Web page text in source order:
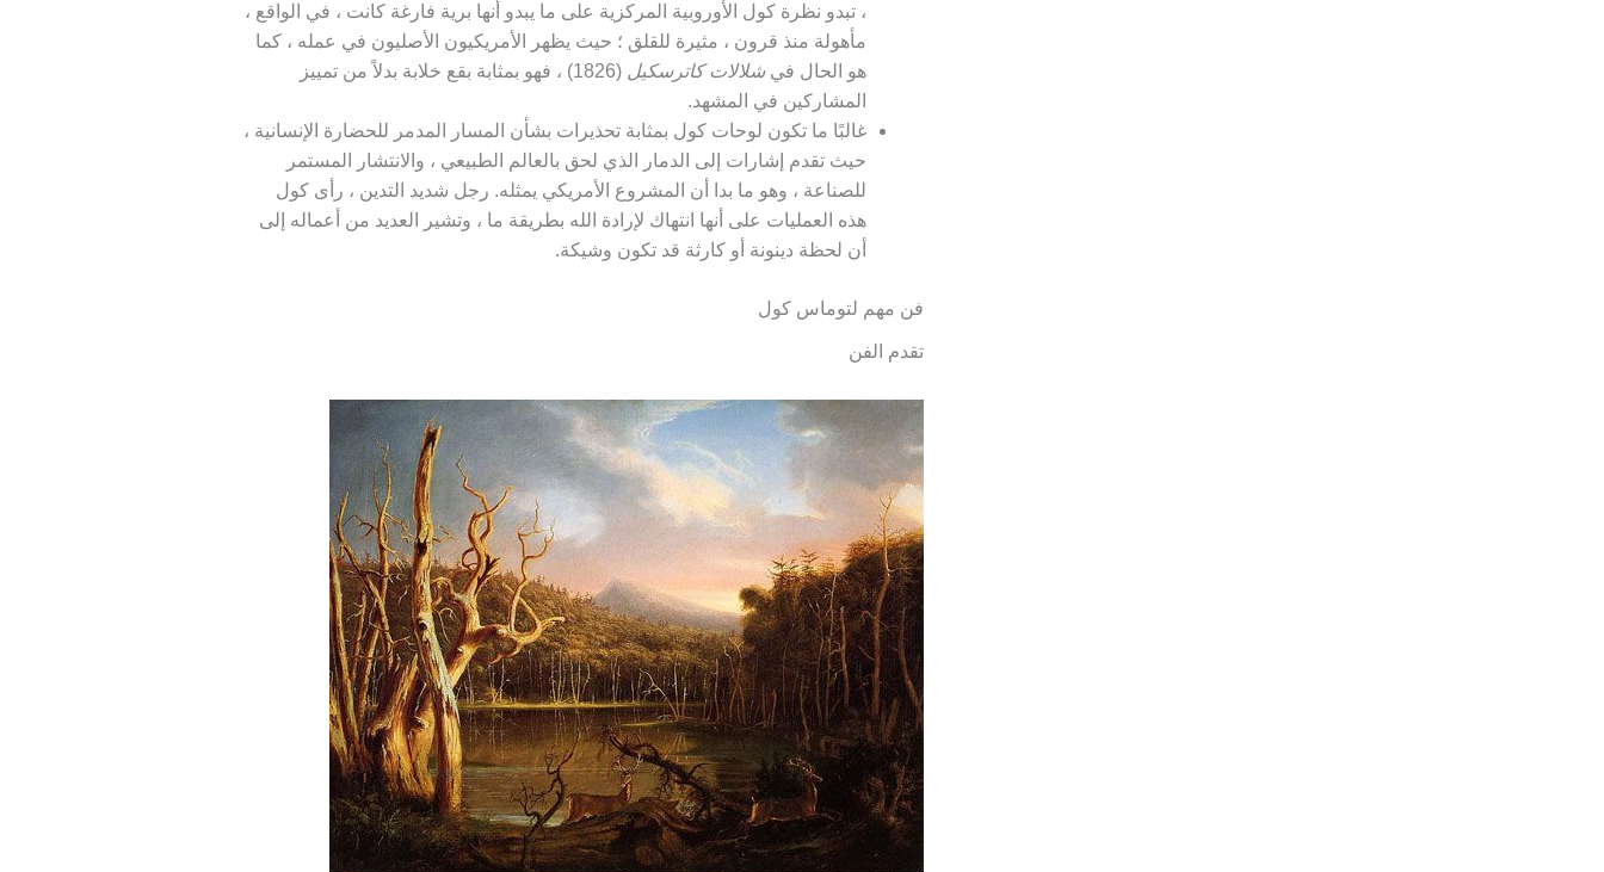
، تبدو نظرة كول الأوروبية المركزية على ما يبدو أنها برية فارغة كانت ، في الواقع ،
مأهولة منذ قرون ، مثيرة للقلق ؛ حيث يظهر الأمريكيون الأصليون في عمله ، كما
هو الحال فيشلالات كاترسكيل
(1826) ، فهو بمثابة بقع خلابة بدلاً من تمييز
المشاركين في المشهد.
غالبًا ما تكون لوحات كول بمثابة تحذيرات بشأن المسار المدمر للحضارة الإنسانية ،
حيث تقدم إشارات إلى الدمار الذي لحق بالعالم الطبيعي ، والانتشار المستمر
للصناعة ، وهو ما بدا أن المشروع الأمريكي يمثله. رجل شديد التدين ، رأى كول
هذه العمليات على أنها انتهاك لإرادة الله بطريقة ما ، وتشير العديد من أعماله إلى
أن لحظة دينونة أو كارثة قد تكون وشيكة.
فن مهم لتوماس كول
تقدم الفن